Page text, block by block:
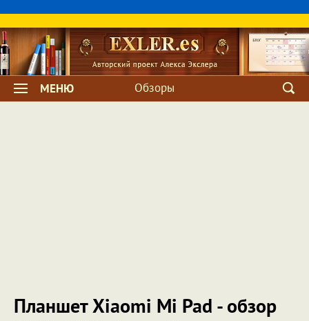
МЕНЮ Обзоры
Планшет Xiaomi Mi Pad - обзор